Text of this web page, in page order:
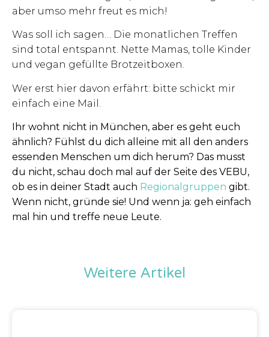
aber umso mehr freut es mich!
Was soll ich sagen… Die monatlichen Treffen
sind total entspannt. Nette Mamas, tolle Kinder
und vegan gefüllte Brotzeitboxen.
Wer erst hier davon erfährt: bitte schickt mir
einfach eine Mail.
Ihr wohnt nicht in München, aber es geht euch
ähnlich? Fühlst du dich alleine mit all den anders
essenden Menschen um dich herum? Das musst
du nicht, schau doch mal auf der Seite des VEBU,
ob es in deiner Stadt auch Regionalgruppen gibt.
Wenn nicht, gründe sie! Und wenn ja: geh einfach
mal hin und treffe neue Leute.
Weitere Artikel